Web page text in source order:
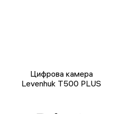
Цифрова камера
Levenhuk T500 PLUS